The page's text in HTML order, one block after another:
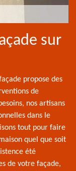
sur
propose des
de
nos artisans
dans le
tout pour faire
quel que soit
été
de votre façade,